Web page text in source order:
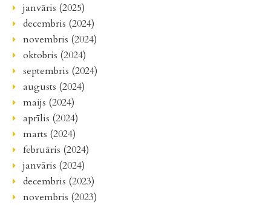
janvāris (2025)
decembris (2024)
novembris (2024)
oktobris (2024)
septembris (2024)
augusts (2024)
maijs (2024)
aprīlis (2024)
marts (2024)
februāris (2024)
janvāris (2024)
decembris (2023)
novembris (2023)